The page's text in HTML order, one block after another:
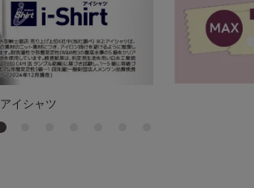
アイシャツ